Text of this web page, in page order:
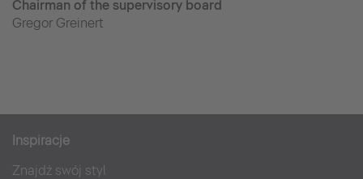
Chairman of the supervisory board
Gregor Greinert
Inspiracje
Znajdź swój styl